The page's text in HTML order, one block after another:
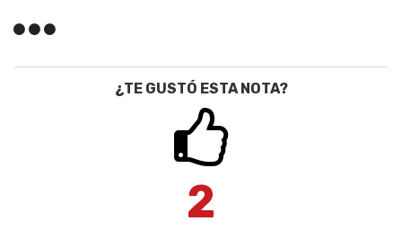
¿TE GUSTÓ ESTA NOTA?
2